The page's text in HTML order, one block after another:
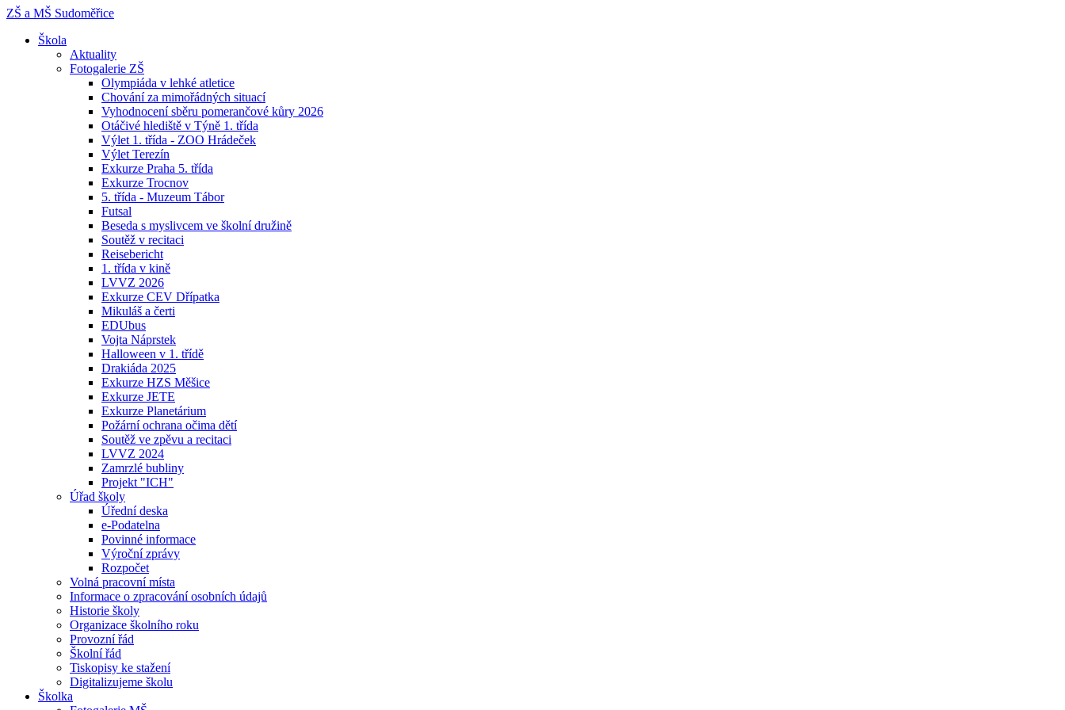
ZŠ a MŠ Sudoměřice
Škola
Aktuality
Fotogalerie ZŠ
Olympiáda v lehké atletice
Chování za mimořádných situací
Vyhodnocení sběru pomerančové kůry 2026
Otáčivé hlediště v Týně 1. třída
Výlet 1. třída - ZOO Hrádeček
Výlet Terezín
Exkurze Praha 5. třída
Exkurze Trocnov
5. třída - Muzeum Tábor
Futsal
Beseda s myslivcem ve školní družině
Soutěž v recitaci
Reisebericht
1. třída v kině
LVVZ 2026
Exkurze CEV Dřípatka
Mikuláš a čerti
EDUbus
Vojta Náprstek
Halloween v 1. třídě
Drakiáda 2025
Exkurze HZS Měšice
Exkurze JETE
Exkurze Planetárium
Požární ochrana očima dětí
Soutěž ve zpěvu a recitaci
LVVZ 2024
Zamrzlé bubliny
Projekt "ICH"
Úřad školy
Úřední deska
e-Podatelna
Povinné informace
Výroční zprávy
Rozpočet
Volná pracovní místa
Informace o zpracování osobních údajů
Historie školy
Organizace školního roku
Provozní řád
Školní řád
Tiskopisy ke stažení
Digitalizujeme školu
Školka